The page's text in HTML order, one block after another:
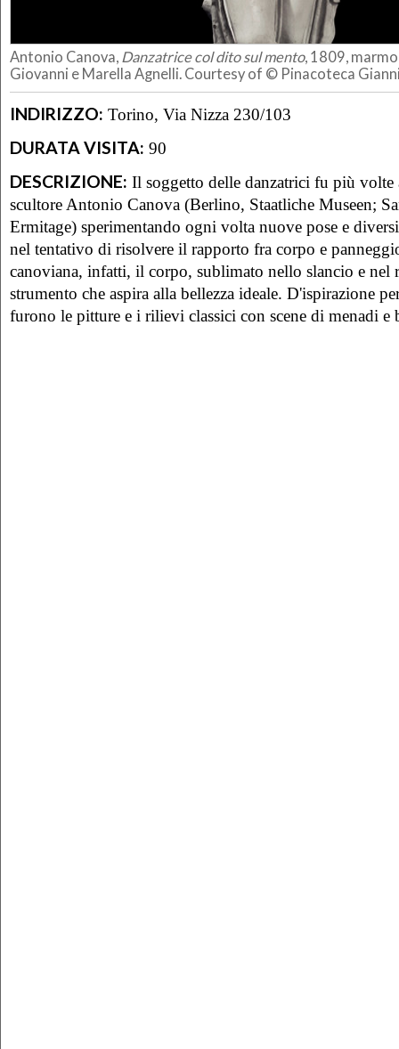
Antonio Canova, Danzatrice col dito sul mento, 1809,
Giovanni e Marella Agnelli. Courtesy of © Pinacoteca
INDIRIZZO: Torino, Via Nizza 230/103
DURATA VISITA: 90
DESCRIZIONE: Il soggetto delle danzatrici fu più
scultore Antonio Canova (Berlino, Staatliche Museen;
Ermitage) sperimentando ogni volta nuove pose e
nel tentativo di risolvere il rapporto fra corpo e
canoviana, infatti, il corpo, sublimato nello slancio e nel
strumento che aspira alla bellezza ideale. D'ispirazione
furono le pitture e i rilievi classici con scene di menadi e